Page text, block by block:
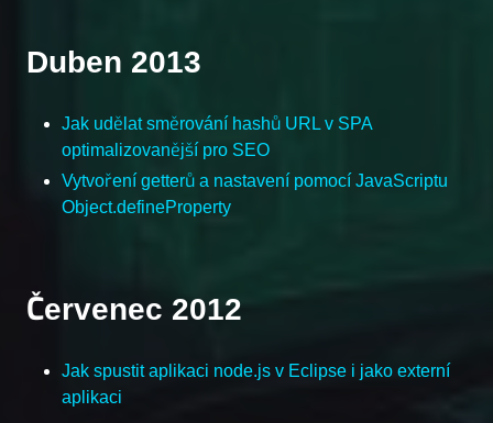
Duben 2013
Jak udělat směrování hashů URL v SPA
optimalizovanější pro SEO
Vytvoření getterů a nastavení pomocí JavaScriptu
Object.defineProperty
Červenec 2012
Jak spustit aplikaci node.js v Eclipse i jako externí
aplikaci